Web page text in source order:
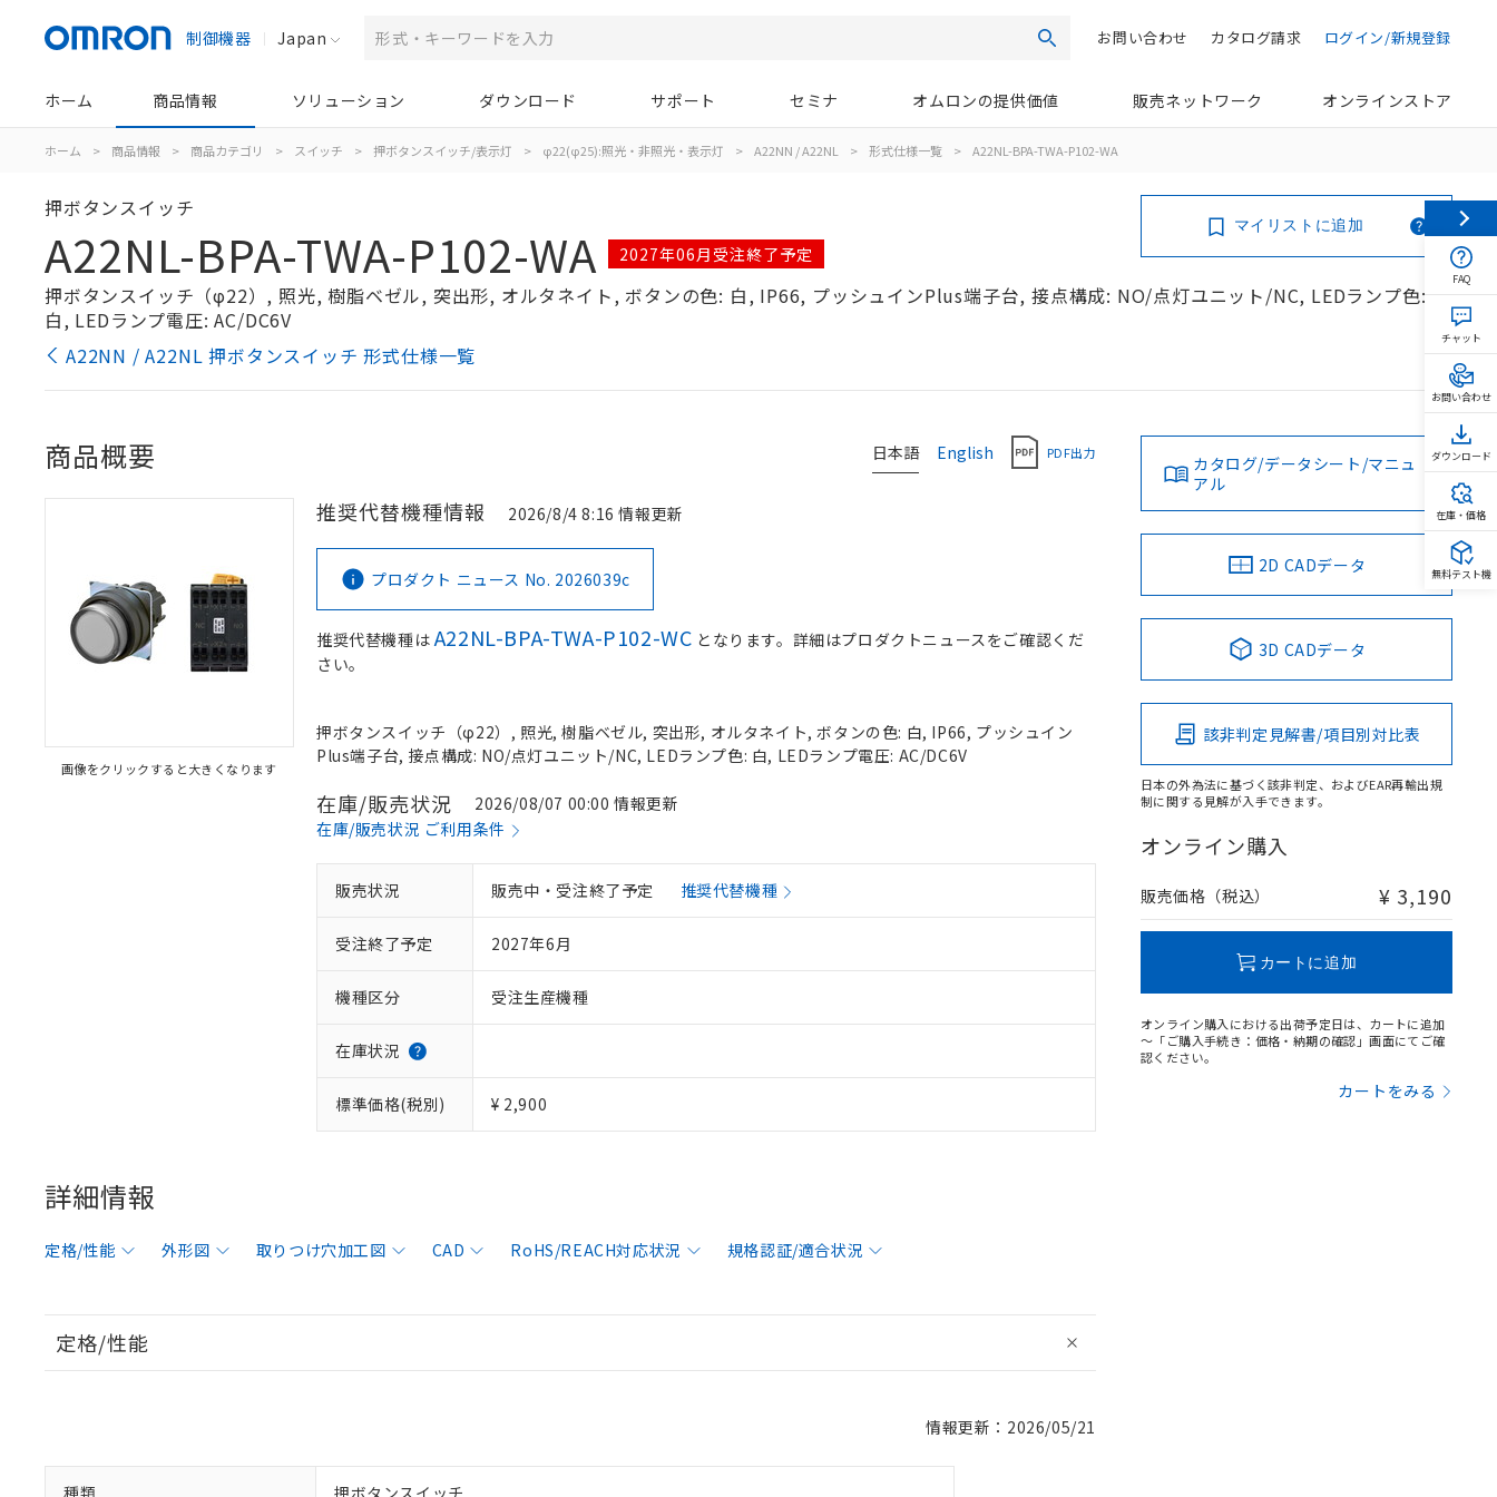
制御機器 Japan 検索 ログイン/新規登録
カタログ請求
お問い合わせ
ホーム 商品情報 ソリューション ダウンロード サポート セミナ オムロンの提供価値 販売ネットワーク オンラインストア
ホーム > 商品情報 > 商品カテゴリ > スイッチ > 押ボタンスイッチ/表示灯 > φ22(φ25):照光・非照光・表示灯 > A22NN / A22NL > 形式仕様一覧 > A22NL-BPA-TWA-P102-WA
押ボタンスイッチ
A22NL-BPA-TWA-P102-WA 2027年06月受注終了予定
押ボタンスイッチ（φ22）, 照光, 樹脂ベゼル, 突出形, オルタネイト, ボタンの色: 白, IP66, プッシュインPlus端子台, 接点構成: NO/点灯ユニット/NC, LEDランプ色:
白, LEDランプ電圧: AC/DC6V
A22NN / A22NL 押ボタンスイッチ 形式仕様一覧
マイリストに追加
日本語 English PDF出力
商品概要
画像をクリックすると大きくなります
推奨代替機種情報 2026/8/4 8:16 情報更新
プロダクト ニュース No. 2026039c
推奨代替機種はA22NL-BPA-TWA-P102-WC となります。詳細はプロダクトニュースをご確認くだ
さい。
押ボタンスイッチ（φ22）, 照光, 樹脂ベゼル, 突出形, オルタネイト, ボタンの色: 白, IP66, プッシュイン
Plus端子台, 接点構成: NO/点灯ユニット/NC, LEDランプ色: 白, LEDランプ電圧: AC/DC6V
在庫/販売状況
2026/08/07 00:00 情報更新
在庫/販売状況 ご利用条件
販売状況 販売中・受注終了予定 推奨代替機種
受注終了予定 2027年6月
機種区分 受注生産機種
在庫状況
標準価格(税別) ¥ 2,900
詳細情報
定格/性能 外形図 取りつけ穴加工図 CAD RoHS/REACH対応状況 規格認証/適合状況
定格/性能
情報更新：2026/05/21
種類 押ボタンスイッチ
カタログ/データシート/マニュ
アル
2D CADデータ
3D CADデータ
該非判定見解書/項目別対比表
日本の外為法に基づく該非判定、およびEAR再輸出規
制に関する見解が入手できます。
オンライン購入
販売価格（税込） ¥ 3,190
カートに追加
オンライン購入における出荷予定日は、カートに追加
～「ご購入手続き：価格・納期の確認」画面にてご確
認ください。
カートをみる
FAQ
チャット
お問い合わせ
ダウンロード
在庫・価格
無料テスト機